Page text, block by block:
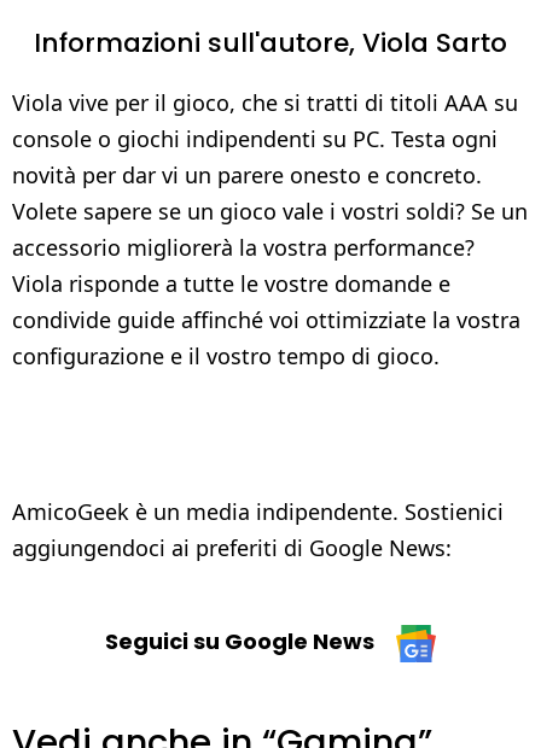
Informazioni sull'autore,Viola Sarto
Viola vive per il gioco, che si tratti di titoli AAA su
console o giochi indipendenti su PC. Testa ogni
novità per dar vi un parere onesto e concreto.
Volete sapere se un gioco vale i vostri soldi? Se un
accessorio migliorerà la vostra performance?
Viola risponde a tutte le vostre domande e
condivide guide affinché voi ottimizziate la vostra
configurazione e il vostro tempo di gioco.
AmicoGeek è un media indipendente. Sostienici
aggiungendoci ai preferiti di Google News:
Seguici su Google News